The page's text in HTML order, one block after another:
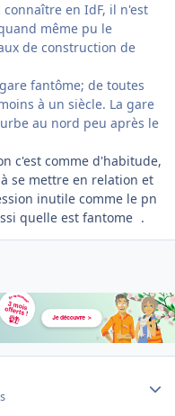
en IdF, il n'est
même pu le
de construction de
fantôme; de toutes
à un siècle. La gare
au nord peu après le
c'est comme d'habitude,
se mettre en relation et
inutile comme le pn
quelle est fantome .